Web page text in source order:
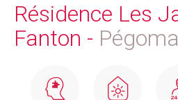
Résidence Les
Fanton -